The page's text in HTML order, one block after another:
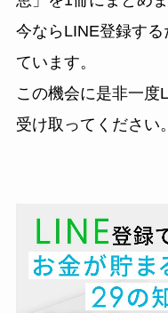
今ならLINE登録する
ています。
この機会に是非一度
受け取ってください。